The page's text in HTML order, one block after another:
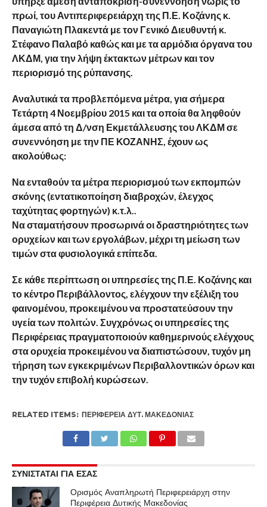
πρωί, του Αντιπεριφερειάρχη της Π.Ε. Κοζάνης κ.
Παναγιώτη Πλακεντά με τον Γενικό Διευθυντή κ.
Στέφανο Παλαβό καθώς και με τα αρμόδια όργανα του
ΛΚΔΜ, για την λήψη έκτακτων μέτρων και τον
περιορισμό της ρύπανσης.
Αναλυτικά τα προβλεπόμενα μέτρα, για σήμερα
Τετάρτη 4 Νοεμβρίου 2015 και τα οποία θα ληφθούν
άμεσα από τη Δ/νση Εκμετάλλευσης του ΛΚΔΜ σε
συνεννόηση με την ΠΕ ΚΟΖΑΝΗΣ, έχουν ως
ακολούθως:
Να ενταθούν τα μέτρα περιορισμού των εκπομπών
σκόνης (εντατικοποίηση διαβροχών, έλεγχος
ταχύτητας φορτηγών) κ.τ.λ..
Να σταματήσουν προσωρινά οι δραστηριότητες των
ορυχείων και των εργολάβων, μέχρι τη μείωση των
τιμών στα φυσιολογικά επίπεδα.
Σε κάθε περίπτωση οι υπηρεσίες της Π.Ε. Κοζάνης και
το κέντρο Περιβάλλοντος, ελέγχουν την εξέλιξη του
φαινομένου, προκειμένου να προστατεύσουν την
υγεία των πολιτών. Συγχρόνως οι υπηρεσίες της
Περιφέρειας πραγματοποιούν καθημερινούς ελέγχους
στα ορυχεία προκειμένου να διαπιστώσουν, τυχόν μη
τήρηση των εγκεκριμένων Περιβαλλοντικών όρων και
την τυχόν επιβολή κυρώσεων.
RELATED ITEMS: ΠΕΡΙΦΈΡΕΙΑ ΔΥΤ. ΜΑΚΕΔΟΝΊΑΣ
ΣΥΝΙΣΤΑΤΑΙ ΓΙΑ ΕΣΑΣ
Ορισμός Αναπληρωτή Περιφερειάρχη στην
Περιφέρεια Δυτικής Μακεδονίας